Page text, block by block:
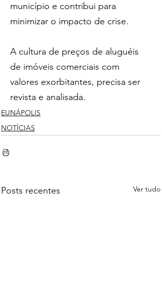
município e contribui para
minimizar o impacto de crise.
A cultura de preços de aluguéis
de imóveis comerciais com
valores exorbitantes, precisa ser
revista e analisada.
EUNÁPOLIS
NOTÍCIAS
Posts recentes Ver tudo